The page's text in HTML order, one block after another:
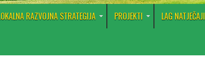
RAZVOJNA STRATEGIJA PROJEKTI LAG NATJEČAJI